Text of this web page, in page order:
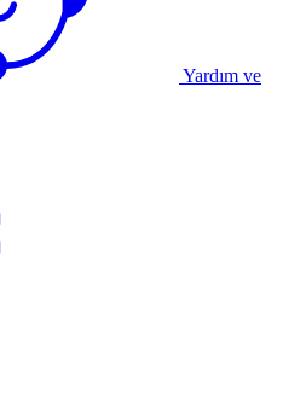
Yardım ve